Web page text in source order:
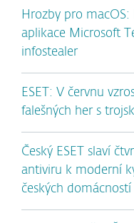
Hrozby pro
aplikace Microsoft
infostealer
ESET: V červnu
falešných her s
Český ESET slaví
antiviru k moderní
českých domácností